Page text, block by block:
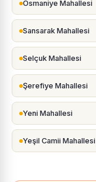
Osmaniye Mahallesi
Sansarak Mahallesi
Selçuk Mahallesi
Şerefiye Mahallesi
Yeni Mahallesi
Yeşil Camii Mahallesi